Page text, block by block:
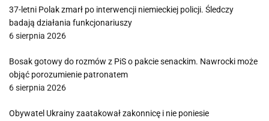
37-letni Polak zmarł po interwencji niemieckiej policji. Śledczy
badają działania funkcjonariuszy
6 sierpnia 2026
Bosak gotowy do rozmów z PiS o pakcie senackim. Nawrocki może
objąć porozumienie patronatem
6 sierpnia 2026
Obywatel Ukrainy zaatakował zakonnicę i nie poniesie